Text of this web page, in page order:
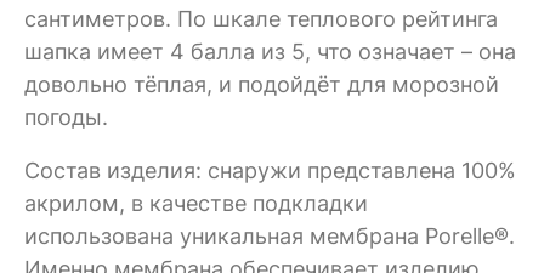
сантиметров. По шкале теплового рейтинга
шапка имеет 4 балла из 5, что означает – она
довольно тёплая, и подойдёт для морозной
погоды.
Состав изделия: снаружи представлена 100%
акрилом, в качестве подкладки
использована уникальная мембрана Porelle®.